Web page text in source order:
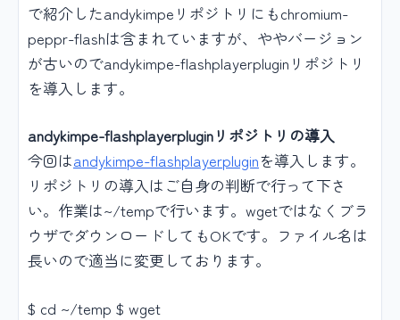
で紹介したandykimpeリポジトリにもchromium-
peppr-flashは含まれていますが、ややバージョン
が古いのでandykimpe-flashplayerpluginリポジトリ
を導入します。
andykimpe-flashplayerpluginリポジトリの導入
今回はandykimpe-flashplayerpluginを導入します。
リポジトリの導入はご自身の判断で行って下さ
い。作業は~/tempで行います。wgetではなくブラ
ウザでダウンロードしてもOKです。ファイル名は
長いので適当に変更しております。
$ cd ~/temp $ wget